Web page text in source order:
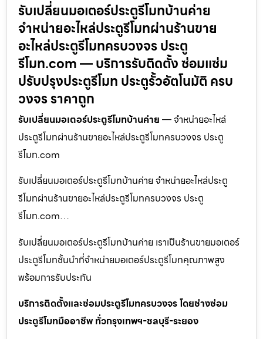
รับเปลี่ยนมอเตอร์ประตูรีโมทบ้านค่าย
จำหน่ายอะไหล่ประตูรีโมทผ่านร้านขาย
อะไหล่ประตูรีโมทครบวงจร ประตู
รีโมท.com — บริการรับติดตั้ง ซ่อมแซ่ม
ปรับปรุงประตูรีโมท ประตูรั้วอัตโนมัติ ครบ
วงจร ราคาถูก
รับเปลี่ยนมอเตอร์ประตูรีโมทบ้านค่าย — จำหน่ายอะไหล่
ประตูรีโมทผ่านร้านขายอะไหล่ประตูรีโมทครบวงจร ประตู
รีโมท.com
รับเปลี่ยนมอเตอร์ประตูรีโมทบ้านค่าย จำหน่ายอะไหล่ประตู
รีโมทผ่านร้านขายอะไหล่ประตูรีโมทครบวงจร ประตู
รีโมท.com…
รับเปลี่ยนมอเตอร์ประตูรีโมทบ้านค่าย เราเป็นร้านขายมอเตอร์
ประตูรีโมทชั้นนำที่จำหน่ายมอเตอร์ประตูรีโมทคุณภาพสูง
พร้อมการรับประกัน
บริการติดตั้งและซ่อมประตูรีโมทครบวงจร โดยช่างซ่อม
ประตูรีโมทมืออาชีพ ทั่วกรุงเทพฯ-ชลบุรี-ระยอง